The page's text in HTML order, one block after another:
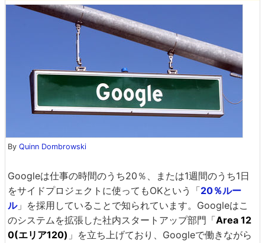
By Quinn Dombrowski
Googleは仕事の時間のうち20％、または1週間のうち1日
をサイドプロジェクトに使ってもOKという「20％ルー
ル」を採用していることで知られています。Googleはこ
のシステムを拡張した社内スタートアップ部門「Area 12
0(エリア120) 」を立ち上げており、Googleで働きながら